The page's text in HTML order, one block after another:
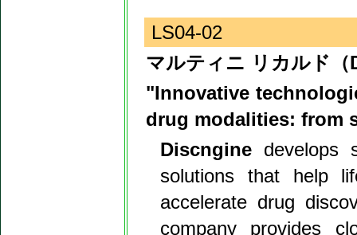
LS04-02
マルティニ リカルド
"Innovative
drug modalities: from
Discngine develops
solutions that help
accelerate drug
company provides